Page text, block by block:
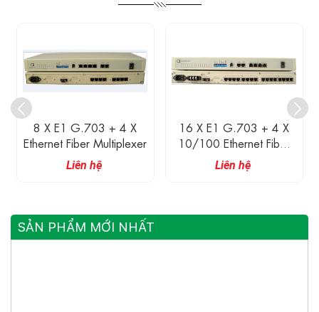
8 X E1 G.703 + 4 X
Ethernet Fiber Multiplexer
Liên hệ
16 X E1 G.703 + 4 X
10/100 Ethernet Fiber
Multiplexer With Dot1Q
VLAN’s, QoS, And BW
Liên hệ
SẢN PHẨM MỚI NHẤT